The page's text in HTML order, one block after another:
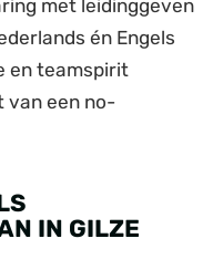
met leidinggeven
én Engels
en teamspirit
van een no-
IN GILZE